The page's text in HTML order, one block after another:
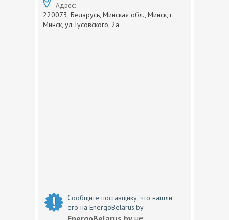
Адрес:
220073, Беларусь, Минская обл., Минск, г.
Минск, ул. Гусовского, 2а
Сообщите поставщику, что нашли
его на EnergoBelarus.by